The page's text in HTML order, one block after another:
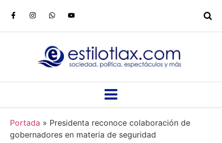
Portada » Presidenta reconoce colaboración de
gobernadores en materia de seguridad